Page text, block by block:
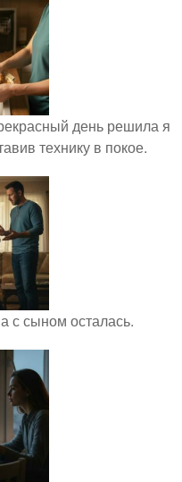
день решила я
технику в покое.
с сыном осталась.